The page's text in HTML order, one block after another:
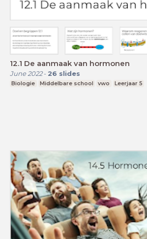
12.1 De aanmaak van hormonen
June 2022- 26 slides
Biologie Middelbare school vwo Leerjaar 5